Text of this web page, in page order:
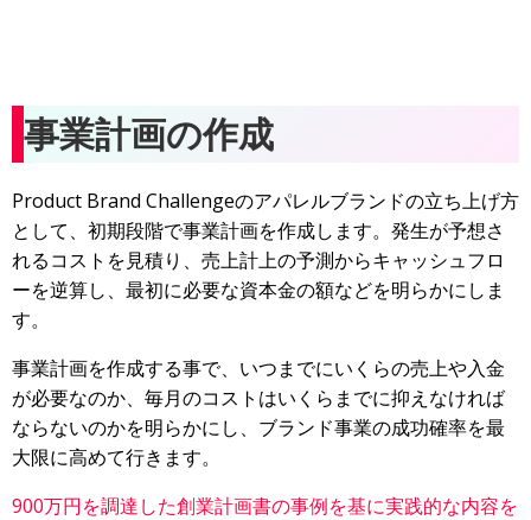
事業計画の作成
Product Brand Challengeのアパレルブランドの立ち上げ方
として、初期段階で事業計画を作成します。発生が予想さ
れるコストを見積り、売上計上の予測からキャッシュフロ
ーを逆算し、最初に必要な資本金の額などを明らかにしま
す。
事業計画を作成する事で、いつまでにいくらの売上や入金
が必要なのか、毎月のコストはいくらまでに抑えなければ
ならないのかを明らかにし、ブランド事業の成功確率を最
大限に高めて行きます。
900万円を調達した創業計画書の事例を基に実践的な内容を